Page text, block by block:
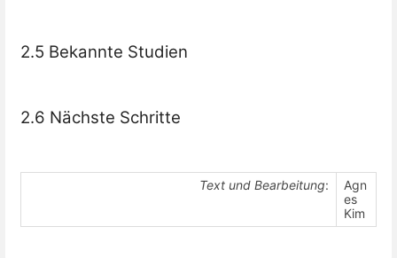
2.5 Bekannte Studien
2.6 Nächste Schritte
Text und Bearbeitung:
Agn
es
Kim